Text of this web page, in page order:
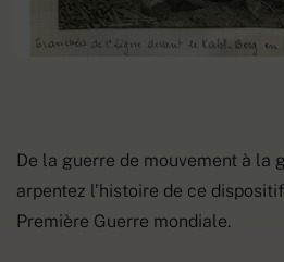
De la guerre de mouvement à la
arpentez l’histoire de ce
Première Guerre mondiale.